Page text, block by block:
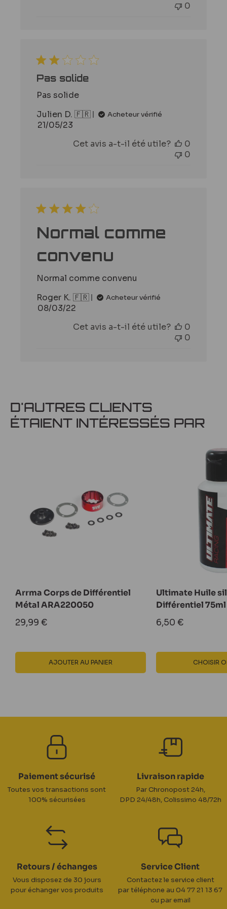
0
Pas solide
Pas solide
Julien D. 🇫🇷
Acheteur vérifié
Date
publication
21/05/23
Cet avis a-t-il été utile?
0
0
Normal comme
convenu
Normal comme convenu
Roger K. 🇫🇷
Acheteur vérifié
Date
publication
08/03/22
Cet avis a-t-il été utile?
0
0
D'AUTRES CLIENTS
ÉTAIENT INTÉRESSÉS PAR
Arrma Corps de Différentiel
Métal ARA220050
Prix
réduit
29,99 €
AJOUTER AU PANIER
Ultimate Huile
Différentiel 75ml
Prix
réduit
6,50 €
CHOISIR
Paiement sécurisé
Toutes vos transactions sont
100% sécurisées
Livraison rapide
Par Chronopost 24h,
DPD 24/48h, Colissimo 48/72h
Retours / échanges
Vous disposez de 30 jours
pour échanger vos produits
Service Client
Contactez le service client
par téléphone au 04 77 21 13 67
ou par email